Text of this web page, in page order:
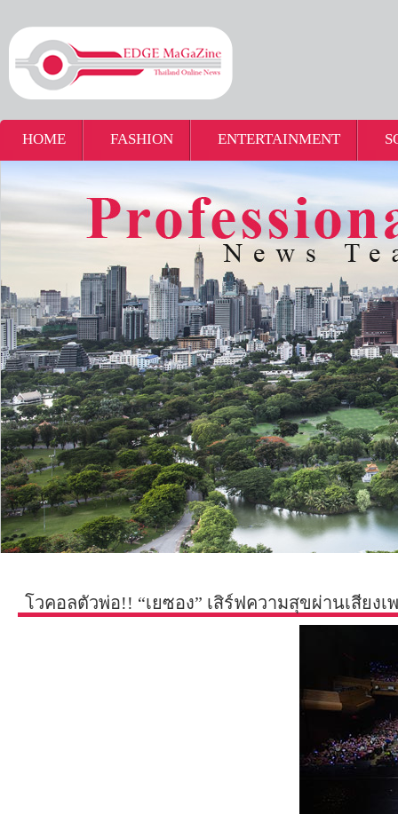
HOME FASHION ENTERTAINMENT
โวคอลตัวพ่อ!! “เยซอง” เสิร์ฟความสุขผ่านเสียงเ